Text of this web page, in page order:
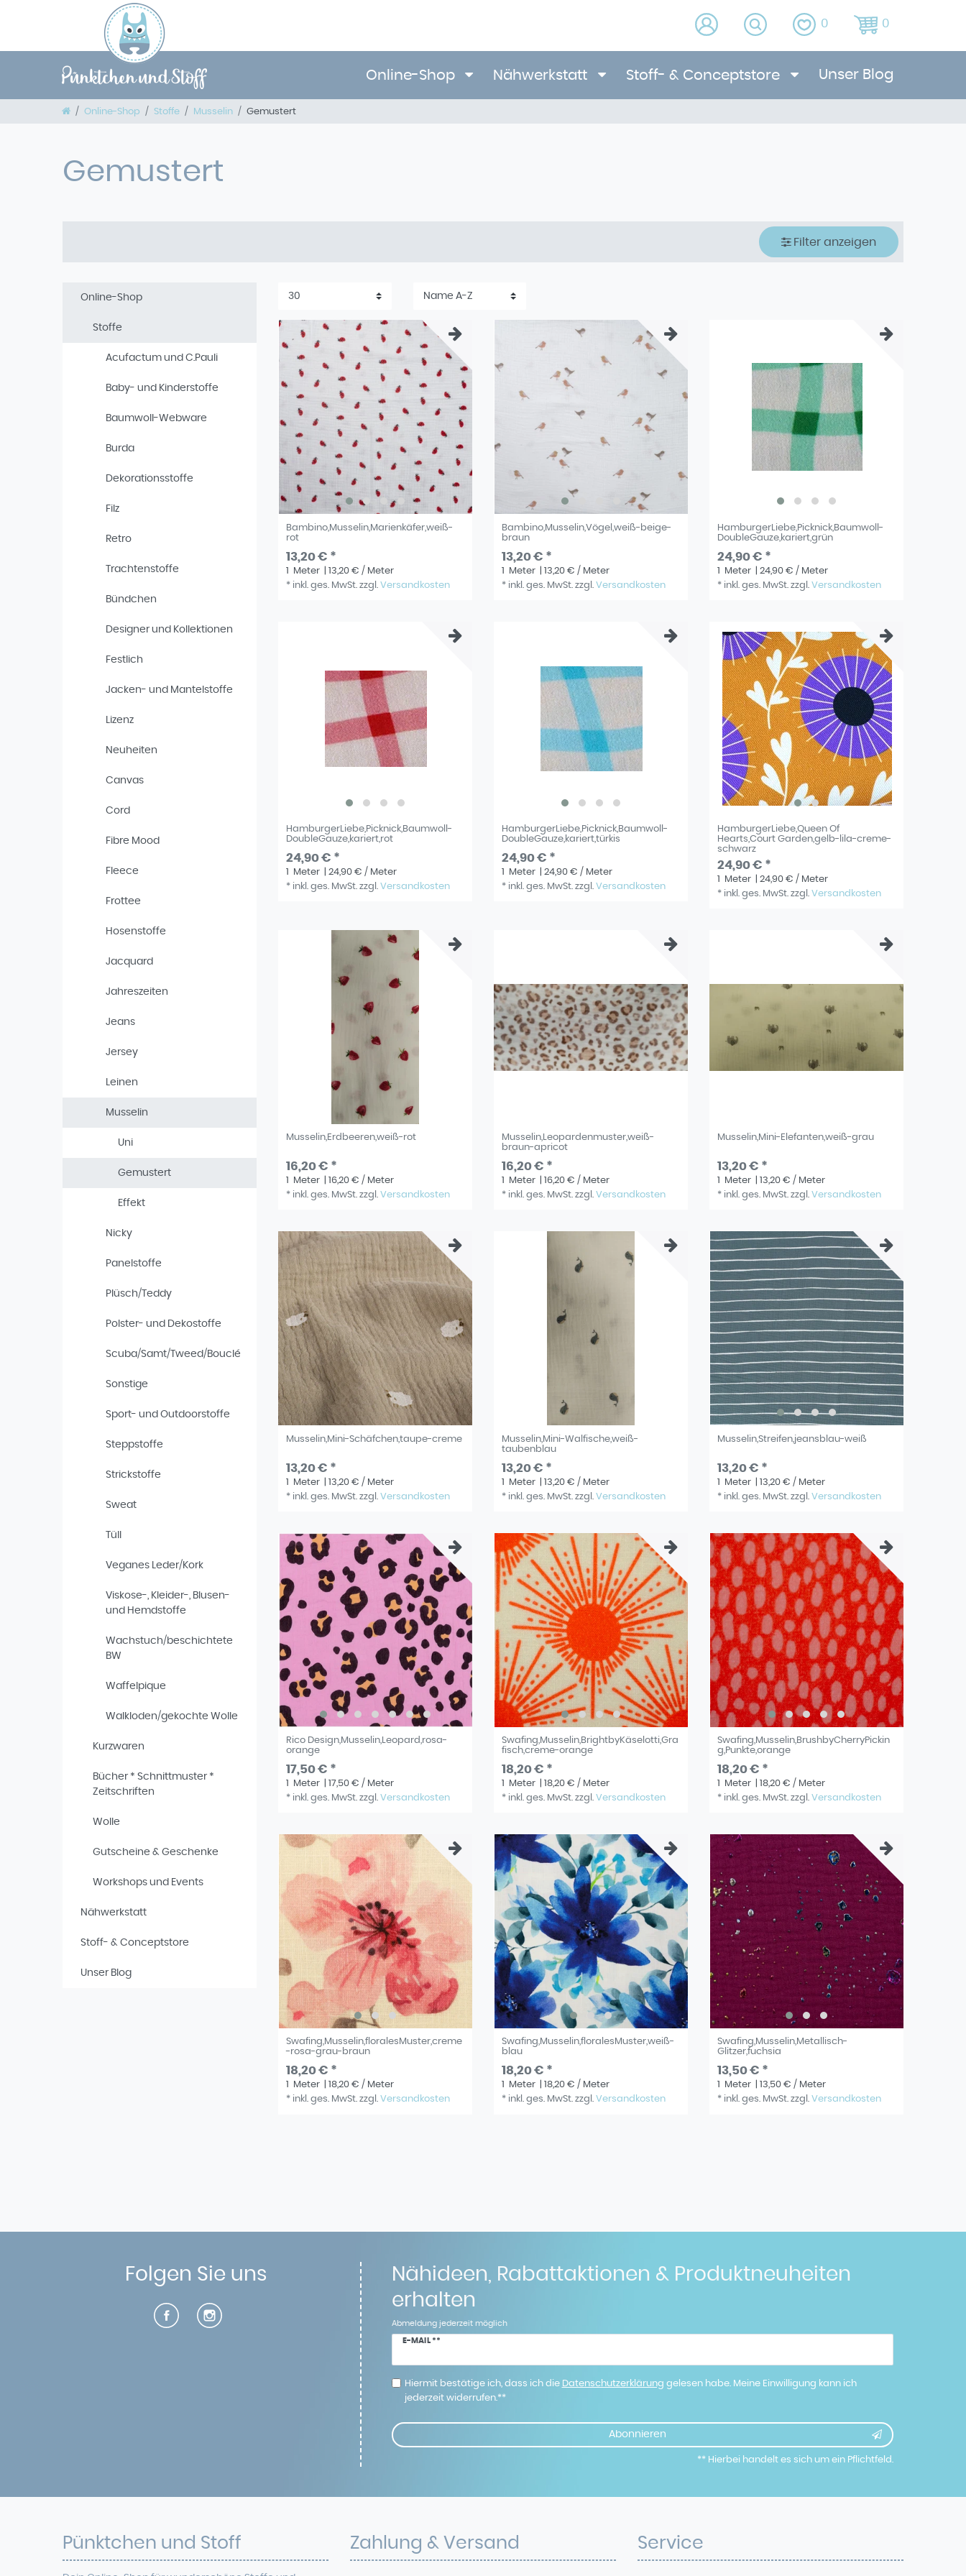
0 0
Online-Shop Nähwerkstatt Stoff- & Conceptstore Unser Blog
Online-Shop Stoffe Musselin Gemustert
Gemustert
Filter anzeigen
Online-Shop
Stoffe
Acufactum und C.Pauli
Baby- und Kinderstoffe
Baumwoll-Webware
Burda
Dekorationsstoffe
Filz
Retro
Trachtenstoffe
Bündchen
Designer und Kollektionen
Festlich
Jacken- und Mantelstoffe
Lizenz
Neuheiten
Canvas
Cord
Fibre Mood
Fleece
Frottee
Hosenstoffe
Jacquard
Jahreszeiten
Jeans
Jersey
Leinen
Musselin
Uni
Gemustert
Effekt
Nicky
Panelstoffe
Plüsch/Teddy
Polster- und Dekostoffe
Scuba/Samt/Tweed/Bouclé
Sonstige
Sport- und Outdoorstoffe
Steppstoffe
Strickstoffe
Sweat
Tüll
Veganes Leder/Kork
Viskose-, Kleider-, Blusen-
und Hemdstoffe
Wachstuch/beschichtete
BW
Waffelpique
Walkloden/gekochte Wolle
Kurzwaren
Bücher * Schnittmuster *
Zeitschriften
Wolle
Gutscheine & Geschenke
Workshops und Events
Nähwerkstatt
Stoff- & Conceptstore
Unser Blog
Bambino,Musselin,Marienkäfer,weiß-
rot
13,20 € *
1 Meter
| 13,20 € / Meter
* inkl. ges. MwSt. zzgl.Versandkosten
Bambino,Musselin,Vögel,weiß-beige-
braun
13,20 € *
1 Meter
| 13,20 € / Meter
* inkl. ges. MwSt. zzgl.Versandkosten
HamburgerLiebe,Picknick,Baumwoll-
DoubleGauze,kariert,grün
24,90 € *
1 Meter
| 24,90 € / Meter
* inkl. ges. MwSt. zzgl.Versandkosten
HamburgerLiebe,Picknick,Baumwoll-
DoubleGauze,kariert,rot
24,90 € *
1 Meter
| 24,90 € / Meter
* inkl. ges. MwSt. zzgl.Versandkosten
HamburgerLiebe,Picknick,Baumwoll-
DoubleGauze,kariert,türkis
24,90 € *
1 Meter
| 24,90 € / Meter
* inkl. ges. MwSt. zzgl.Versandkosten
HamburgerLiebe,Queen Of
Hearts,Court Garden,gelb-lila-creme-
schwarz
24,90 € *
1 Meter
| 24,90 € / Meter
* inkl. ges. MwSt. zzgl.Versandkosten
Musselin,Erdbeeren,weiß-rot
16,20 € *
1 Meter
| 16,20 € / Meter
* inkl. ges. MwSt. zzgl.Versandkosten
Musselin,Leopardenmuster,weiß-
braun-apricot
16,20 € *
1 Meter
| 16,20 € / Meter
* inkl. ges. MwSt. zzgl.Versandkosten
Musselin,Mini-Elefanten,weiß-grau
13,20 € *
1 Meter
| 13,20 € / Meter
* inkl. ges. MwSt. zzgl.Versandkosten
Musselin,Mini-Schäfchen,taupe-creme
13,20 € *
1 Meter
| 13,20 € / Meter
* inkl. ges. MwSt. zzgl.Versandkosten
Musselin,Mini-Walfische,weiß-
taubenblau
13,20 € *
1 Meter
| 13,20 € / Meter
* inkl. ges. MwSt. zzgl.Versandkosten
Musselin,Streifen,jeansblau-weiß
13,20 € *
1 Meter
| 13,20 € / Meter
* inkl. ges. MwSt. zzgl.Versandkosten
Rico Design,Musselin,Leopard,rosa-
orange
17,50 € *
1 Meter
| 17,50 € / Meter
* inkl. ges. MwSt. zzgl.Versandkosten
Swafing,Musselin,BrightbyKäselotti,Gra
fisch,creme-orange
18,20 € *
1 Meter
| 18,20 € / Meter
* inkl. ges. MwSt. zzgl.Versandkosten
Swafing,Musselin,BrushbyCherryPickin
g,Punkte,orange
18,20 € *
1 Meter
| 18,20 € / Meter
* inkl. ges. MwSt. zzgl.Versandkosten
Swafing,Musselin,floralesMuster,creme
-rosa-grau-braun
18,20 € *
1 Meter
| 18,20 € / Meter
* inkl. ges. MwSt. zzgl.Versandkosten
Swafing,Musselin,floralesMuster,weiß-
blau
18,20 € *
1 Meter
| 18,20 € / Meter
* inkl. ges. MwSt. zzgl.Versandkosten
Swafing,Musselin,Metallisch-
Glitzer,fuchsia
13,50 € *
1 Meter
| 13,50 € / Meter
* inkl. ges. MwSt. zzgl.Versandkosten
Folgen Sie uns
Nähideen, Rabattaktionen & Produktneuheiten
erhalten
Abmeldung jederzeit möglich
E-MAIL **
Newsletter
Hiermit bestätige ich, dass ich die Daten­schutz­erklärung gelesen habe. Meine Einwilligung kann ich
jederzeit widerrufen.**
Abonnieren
** Hierbei handelt es sich um ein Pflichtfeld.
Pünktchen und Stoff Zahlung & Versand Service